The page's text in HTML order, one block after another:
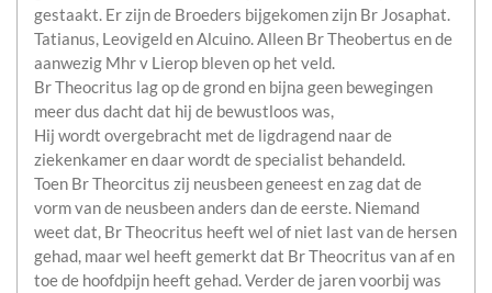
gestaakt. Er zijn de Broeders bijgekomen zijn Br Josaphat.
Tatianus, Leovigeld en Alcuino. Alleen Br Theobertus en de
aanwezig Mhr v Lierop bleven op het veld.
Br Theocritus lag op de grond en bijna geen bewegingen
meer dus dacht dat hij de bewustloos was,
Hij wordt overgebracht met de ligdragend naar de
ziekenkamer en daar wordt de specialist behandeld.
Toen Br Theorcitus zij neusbeen geneest en zag dat de
vorm van de neusbeen anders dan de eerste. Niemand
weet dat, Br Theocritus heeft wel of niet last van de hersen
gehad, maar wel heeft gemerkt dat Br Theocritus van af en
toe de hoofdpijn heeft gehad. Verder de jaren voorbij was